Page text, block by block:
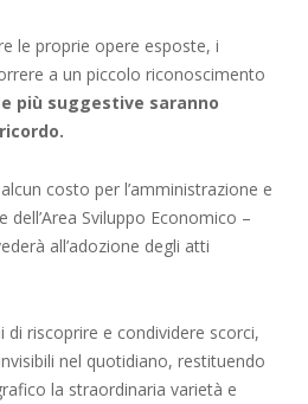
le proprie opere esposte, i
a un piccolo riconoscimento
più suggestive saranno
costo per l’amministrazione e
Sviluppo Economico –
all’adozione degli atti
di riscoprire e condividere scorci,
nel quotidiano, restituendo
la straordinaria varietà e